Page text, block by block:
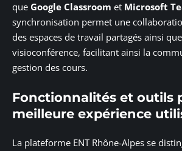
que Google Classroom et Microsoft
synchronisation permet une
des espaces de travail partagés ainsi
visioconférence, facilitant ainsi la
gestion des cours.
Fonctionnalités et outils
meilleure expérience
La plateforme ENT Rhône-Alpes se